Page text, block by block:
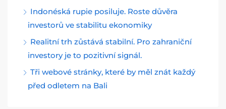
Indonéská rupie posiluje. Roste důvěra
investorů ve stabilitu ekonomiky
Realitní trh zůstává stabilní. Pro zahraniční
investory je to pozitivní signál.
Tři webové stránky, které by měl znát každý
před odletem na Bali